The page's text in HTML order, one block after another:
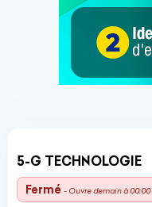
5-G TECHNOLOGIE
Fermé - Ouvre demain à 00:00